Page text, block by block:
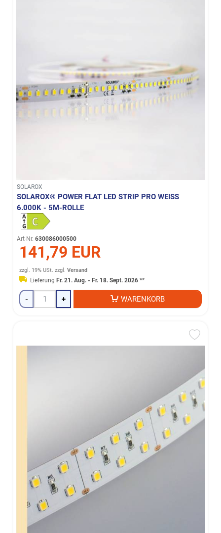
SOLAROX
SOLAROX® POWER FLAT LED STRIP PRO WEISS 6
.000K - 5M-ROLLE
Art-Nr. 630086000500
141,79 EUR
zzgl. 19% USt. zzgl.Versand
LieferungFr. 21. Aug. - Fr. 18. Sept. 2026 **
- + WARENKORB